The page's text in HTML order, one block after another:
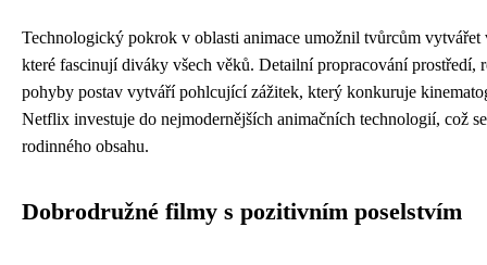
Technologický pokrok v oblasti animace umožnil tvůrcům
které fascinují diváky všech věků. Detailní propracování prostředí,
pohyby postav vytváří pohlcující zážitek, který konkuruje
Netflix investuje do nejmodernějších animačních technologií, což
rodinného obsahu.
Dobrodružné filmy s pozitivním poselstvím